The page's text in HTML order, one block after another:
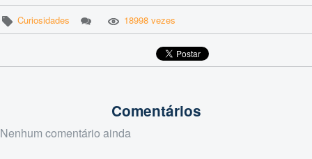
Curiosidades 18998 vezes
Comentários
Nenhum comentário ainda